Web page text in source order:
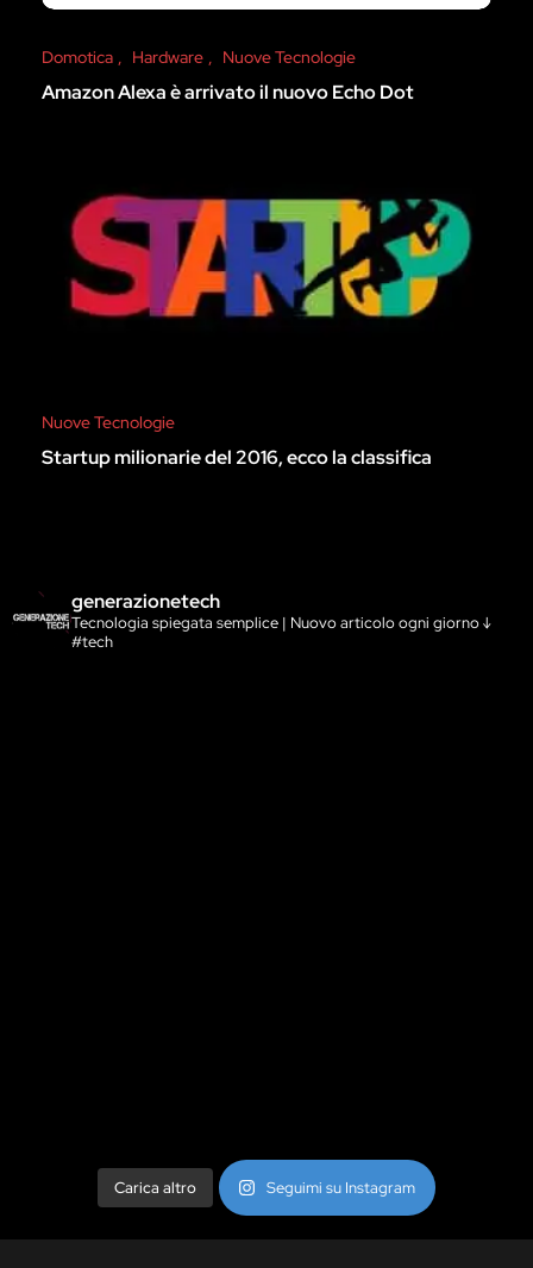
Domotica Hardware Nuove Tecnologie
Amazon Alexa è arrivato il nuovo Echo Dot
Nuove Tecnologie
Startup milionarie del 2016, ecco la classifica
generazionetech
Tecnologia spiegata semplice | Nuovo articolo ogni giorno ↓
#tech
Carica altro Seguimi su Instagram